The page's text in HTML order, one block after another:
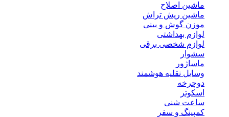
ماشین اصلاح
ماشین ریش تراش
موزن گوش و بینی
لوازم بهداشتی
لوازم شخصی برقی
سشوار
ماساژور
وسایل نقلیه هوشمند
دوچرخه
اسکوتر
ساعت شنی
کمپینگ و سفر